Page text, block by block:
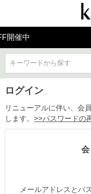
キーワードから探す
ログイン
リニューアルに伴い、会
します。 >>パスワードの
メールアドレスとパ